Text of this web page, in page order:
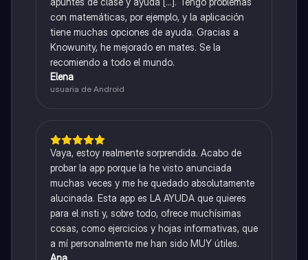
con matemáticas, por ejemplo, y la aplicación
tiene muchas opciones de ayuda. Gracias a
Knowunity, he mejorado en mates. Se la
recomiendo a todo el mundo.
Elena
usuaria de Android
Vaya, estoy realmente sorprendida. Acabo de
probar la app porque la he visto anunciada
muchas veces y me he quedado absolutamente
alucinada. Esta app es LA AYUDA que quieres
para el insti y, sobre todo, ofrece muchísimas
cosas, como ejercicios y hojas informativas, que
a mí personalmente me han sido MUY útiles.
Ana